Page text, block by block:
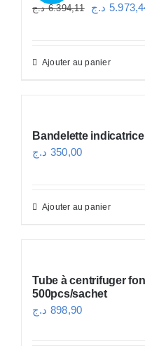
page
6.394,11 د.ج
Le
était :
د.ج
Ajouter au panier
Bandelette
350,00 د.ج
Ajouter au panier
Tube à centrifuger
500pcs/sachet
898,90 د.ج